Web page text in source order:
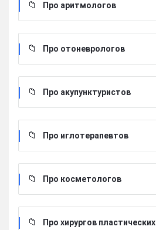
Про аритмологов
Про отоневрологов
Про акупунктуристов
Про иглотерапевтов
Про косметологов
Про хирургов пластических